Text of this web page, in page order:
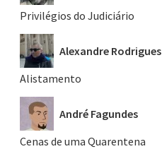
Privilégios do Judiciário
Alexandre Rodrigues
Alistamento
André Fagundes
Cenas de uma Quarentena